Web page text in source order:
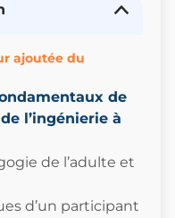
ajoutée du
de
l’ingénierie à
de l’adulte et
d’un participant